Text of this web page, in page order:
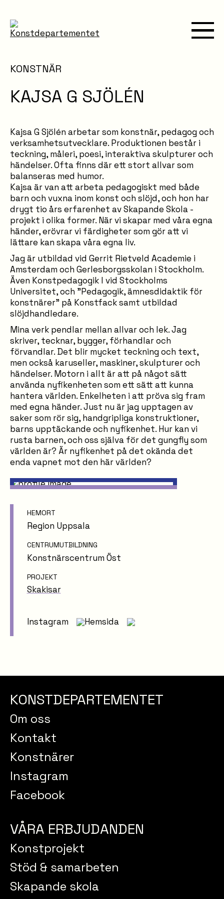
KONSTNÄR
KAJSA G SJÖLÉN
Kajsa G Sjölén arbetar som konstnär, pedagog och
verksamhetsutvecklare. Produktionen består i
teckning, måleri, poesi, interaktiva skulpturer och
händelser. Ofta finns där ett stort allvar som
balanseras med humor.
Kajsa är van att arbeta pedagogiskt med både
barn och vuxna inom konst och slöjd, och hon har
drygt tio års erfarenhet av Skapande Skola -
projekt i olika former. När vi skapar med våra egna
händer, erövrar vi färdigheter som gör att vi
lättare kan skapa våra egna liv.
Jag är utbildad vid Gerrit Rietveld Academie i
Amsterdam och Gerlesborgsskolan i Stockholm.
Även Konstpedagogik l vid Stockholms
Universitet, och ”Pedagogik, ämnesdidaktik för
konstnärer” på Konstfack samt utbildad
slöjdhandledare.
Mina verk pendlar mellan allvar och lek. Jag
skriver, tecknar, bygger, förhandlar och
förvandlar. Det blir mycket teckning och text,
men också karuseller, maskiner, skulpturer och
händelser. Motorn i allt är att på något sätt
använda nyfikenheten som ett sätt att kunna
hantera världen. Enkelheten i att pröva sig fram
med egna händer. Just nu är jag upptagen av
saker som rör sig, handgripliga konstruktioner,
barns upptäckande och nyfikenhet. Hur kan vi
rusta barnen, och oss själva för det gungfly som
världen är? Är nyfikenhet på det okända det
enda vapnet mot den här världen?
HEMORT
Region Uppsala
CENTRUMUTBILDNING
Konstnärscentrum Öst
PROJEKT
Skakisar
Instagram Hemsida
KONSTDEPARTEMENTET
Om oss
Kontakt
Konstnärer
Instagram
Facebook
VÅRA ERBJUDANDEN
Konstprojekt
Stöd & samarbeten
Skapande skola